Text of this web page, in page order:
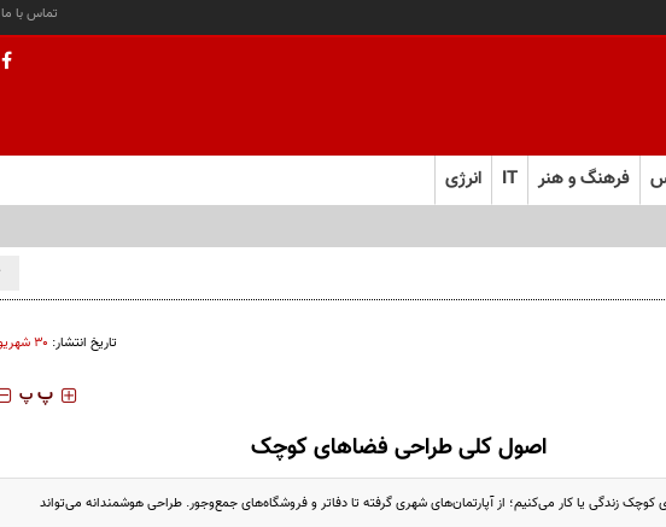
تماس با ما
فرهنگ و هنر IT انرژی
تاریخ انتشار: ۳۰ شهريور ۱۴۰۴ - ۱۱:۳۷
‍‍‍ پ پ
اصول کلی طراحی فضاهای کوچک
کوچک زندگی یا کار می‌کنیم؛ از آپارتمان‌های شهری گرفته تا دفاتر و فروشگاه‌های جمع‌وجور. طراحی هوشمندانه می‌تواند